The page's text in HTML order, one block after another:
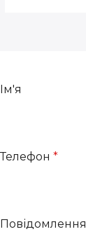
Ім'я
Телефон *
Повідомлення